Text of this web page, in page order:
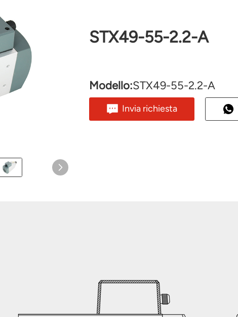
STX49-55-2.2-A
Modello:STX49-55-2.2-A
Invia richiesta